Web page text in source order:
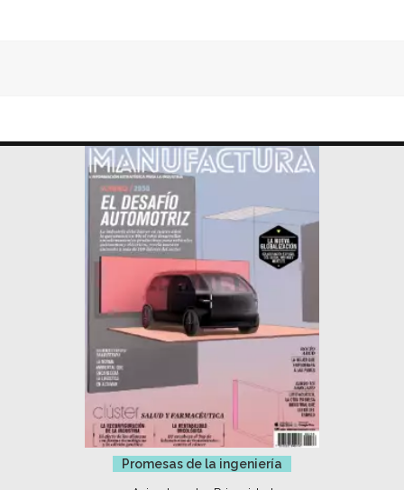
Promesas de la ingeniería